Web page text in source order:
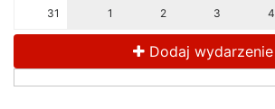
31 1 2 3 4
Dodaj wydarzenie